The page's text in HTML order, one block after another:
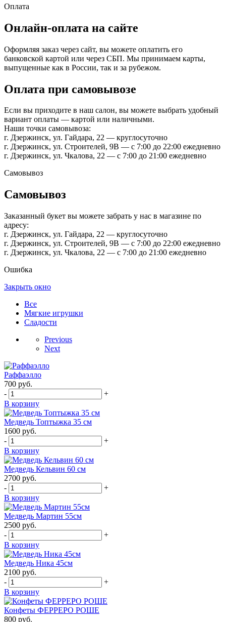
Оплата
Онлайн-оплата на сайте
Оформляя заказ через сайт, вы можете оплатить его
банковской картой или через СБП. Мы принимаем карты,
выпущенные как в России, так и за рубежом.
Оплата при самовывозе
Если вы приходите в наш салон, вы можете выбрать удобный
вариант оплаты — картой или наличными.
Наши точки самовывоза:
г. Дзержинск, ул. Гайдара, 22 — круглосуточно
г. Дзержинск, ул. Строителей, 9В — с 7:00 до 22:00 ежедневно
г. Дзержинск, ул. Чкалова, 22 — с 7:00 до 21:00 ежедневно
Самовывоз
Самовывоз
Заказанный букет вы можете забрать у нас в магазине по
адресу:
г. Дзержинск, ул. Гайдара, 22 — круглосуточно
г. Дзержинск, ул. Строителей, 9В — с 7:00 до 22:00 ежедневно
г. Дзержинск, ул. Чкалова, 22 — с 7:00 до 21:00 ежедневно
Ошибка
Закрыть окно
Все
Мягкие игрушки
Сладости
Previous
Next
Раффаэлло
700 руб.
-
+
В корзину
Медведь Топтыжка 35 см
1600 руб.
-
+
В корзину
Медведь Кельвин 60 см
2700 руб.
-
+
В корзину
Медведь Мартин 55см
2500 руб.
-
+
В корзину
Медведь Ника 45см
2100 руб.
-
+
В корзину
Конфеты ФЕРРЕРО РОШЕ
800 руб.